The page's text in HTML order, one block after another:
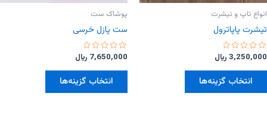
انواع تاپ و تیشرت
تیشرت پاپاترول
امتیاز
0
از
3,250,000 ﷼
انتخاب گزینه‌ها
این
پوشاک ست
ست پازل خرسی
امتیاز
0
از
7,650,000 ﷼
انتخاب گزینه‌ها
این